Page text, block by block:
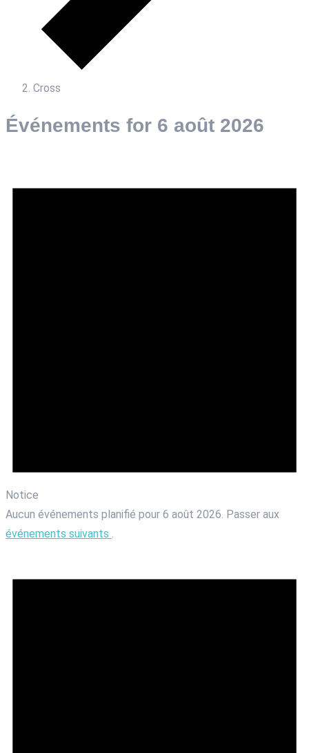
Cross
Événements for 6 août 2026
Notice
Aucun événements planifié pour 6 août 2026. Passer aux
événements suivants .